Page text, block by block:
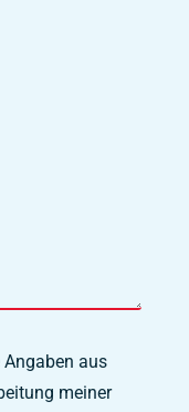
aus
meiner